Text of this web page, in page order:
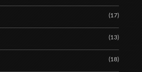
(17)
(13)
(18)